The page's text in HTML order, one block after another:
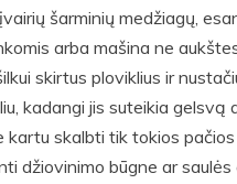
šarminių medžiagų,
arba mašina ne
skirtus ploviklius ir
kadangi jis suteikia
kartu skalbti tik tokios
džiovinimo būgne ar